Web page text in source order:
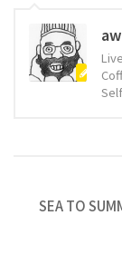
aw
SEA TO